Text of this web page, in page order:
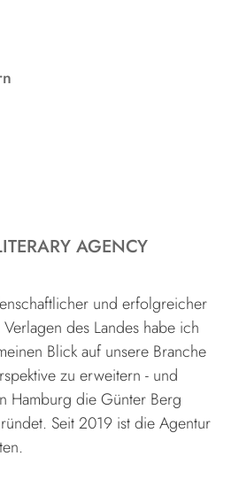
AGENCY
und erfolgreicher
des Landes habe ich
Blick auf unsere Branche
zu erweitern - und
Hamburg die Günter Berg
Seit 2019 ist die Agentur